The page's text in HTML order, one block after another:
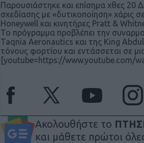
Παρουσιάστηκε και επίσημα χθες 20
σχεδίασης με «δυτικοποίηση»
Honeywell και κινητήρες Pratt &
Το πρόγραμμα προβλέπει την
Taqnia Aeronautics και της King
τόνους φορτίου και εντάσσεται σε
[youtube=https://www.youtube.com/
Ακολουθήστε το
και μάθετε πρώτοι